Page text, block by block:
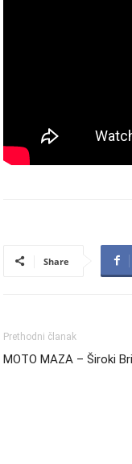
Share
Prethodni članak
MOTO MAZA – Široki